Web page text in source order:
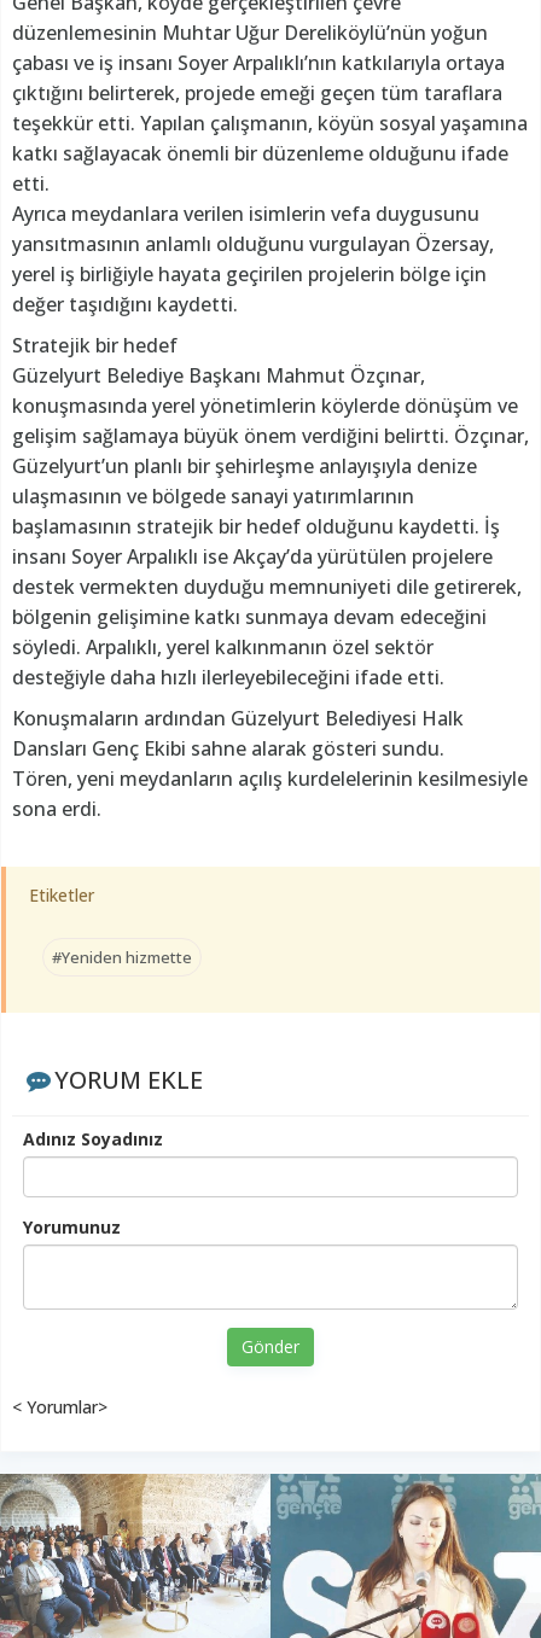
düzenlemesinin Muhtar Uğur Dereliköylü’nün yoğun
çabası ve iş insanı Soyer Arpalıklı’nın katkılarıyla ortaya
çıktığını belirterek, projede emeği geçen tüm taraflara
teşekkür etti. Yapılan çalışmanın, köyün sosyal yaşamına
katkı sağlayacak önemli bir düzenleme olduğunu ifade
etti.
Ayrıca meydanlara verilen isimlerin vefa duygusunu
yansıtmasının anlamlı olduğunu vurgulayan Özersay,
yerel iş birliğiyle hayata geçirilen projelerin bölge için
değer taşıdığını kaydetti.
Stratejik bir hedef
Güzelyurt Belediye Başkanı Mahmut Özçınar,
konuşmasında yerel yönetimlerin köylerde dönüşüm ve
gelişim sağlamaya büyük önem verdiğini belirtti. Özçınar,
Güzelyurt’un planlı bir şehirleşme anlayışıyla denize
ulaşmasının ve bölgede sanayi yatırımlarının
başlamasının stratejik bir hedef olduğunu kaydetti. İş
insanı Soyer Arpalıklı ise Akçay’da yürütülen projelere
destek vermekten duyduğu memnuniyeti dile getirerek,
bölgenin gelişimine katkı sunmaya devam edeceğini
söyledi. Arpalıklı, yerel kalkınmanın özel sektör
desteğiyle daha hızlı ilerleyebileceğini ifade etti.
Konuşmaların ardından Güzelyurt Belediyesi Halk
Dansları Genç Ekibi sahne alarak gösteri sundu.
Tören, yeni meydanların açılış kurdelelerinin kesilmesiyle
sona erdi.
Etiketler
#Yeniden hizmette
YORUM EKLE
Adınız Soyadınız
Yorumunuz
Gönder
< Yorumlar>